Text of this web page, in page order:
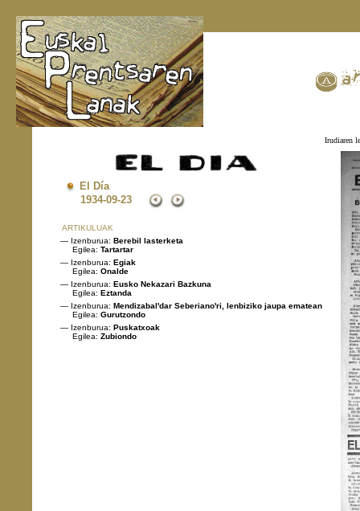
Irudiaren
El Día
1934-09-23
ARTIKULUAK
— Izenburua: Berebil lasterketa
Egilea: Tartartar
— Izenburua: Egiak
Egilea: Onalde
— Izenburua: Eusko Nekazari Bazkuna
Egilea: Eztanda
— Izenburua: Mendizabal'dar Seberiano'ri, lenbiziko jaupa ematean
Egilea: Gurutzondo
— Izenburua: Puskatxoak
Egilea: Zubiondo